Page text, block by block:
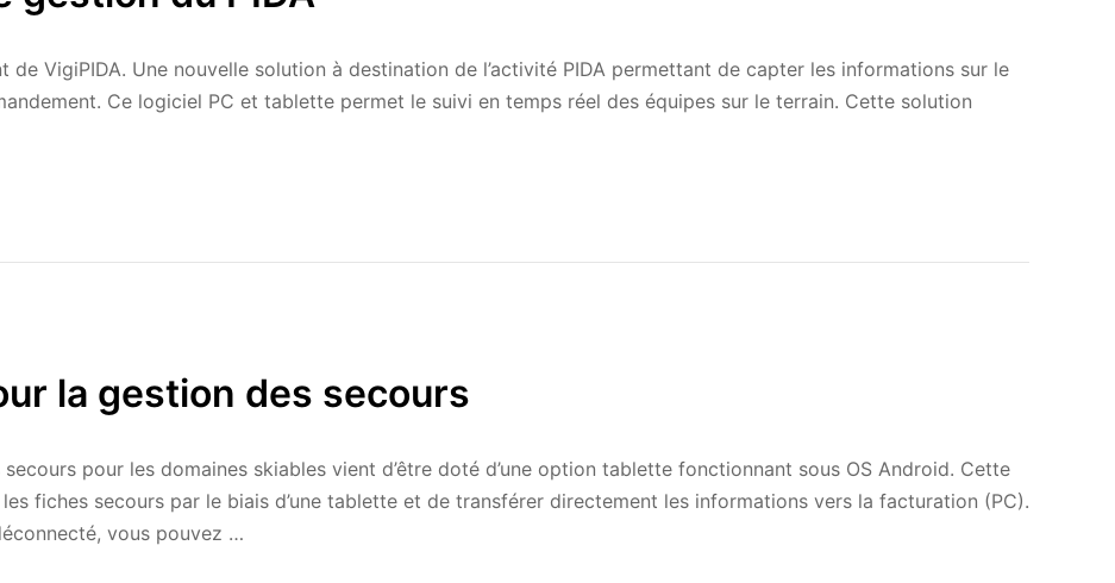
de VigiPIDA. Une nouvelle solution à destination de l’activité PIDA permettant de capter les informations sur le
Ce logiciel PC et tablette permet le suivi en temps réel des équipes sur le terrain. Cette solution
la gestion des secours
pour les domaines skiables vient d’être doté d’une option tablette fonctionnant sous OS Android. Cette
fiches secours par le biais d’une tablette et de transférer directement les informations vers la facturation (PC).
vous pouvez …